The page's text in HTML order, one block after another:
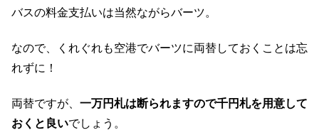
バスの料金支払いは当然ながらバーツ。
なので、くれぐれも空港でバーツに両替しておくことは忘
れずに！
両替ですが、 一万円札は断られますので千円札を用意して
おくと良いでしょう。